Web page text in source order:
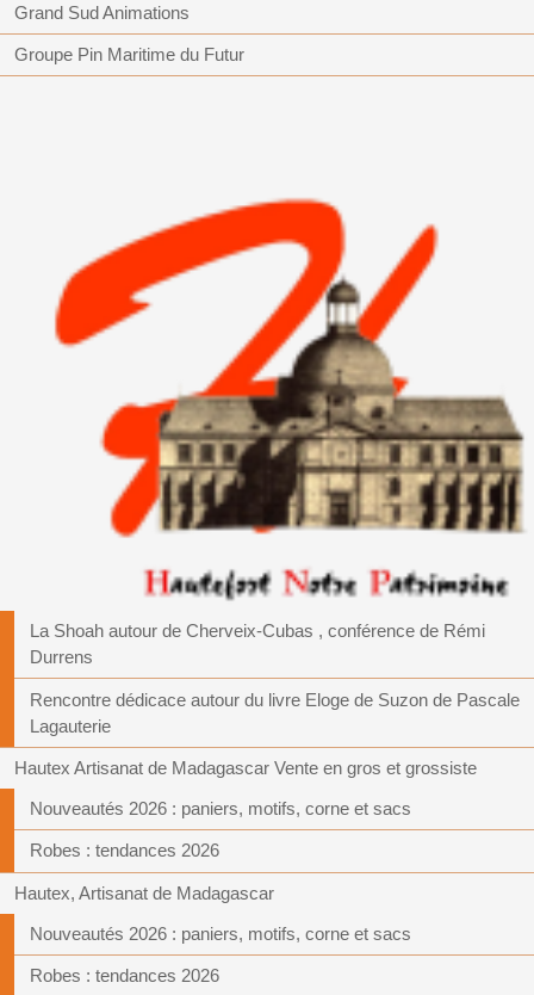
Grand Sud Animations
Groupe Pin Maritime du Futur
La Shoah autour de Cherveix-Cubas , conférence de Rémi
Durrens
Rencontre dédicace autour du livre Eloge de Suzon de Pascale
Lagauterie
Hautex Artisanat de Madagascar Vente en gros et grossiste
Nouveautés 2026 : paniers, motifs, corne et sacs
Robes : tendances 2026
Hautex, Artisanat de Madagascar
Nouveautés 2026 : paniers, motifs, corne et sacs
Robes : tendances 2026